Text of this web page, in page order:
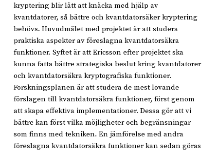
kryptering blir lätt att knäcka med hjälp av
kvantdatorer, så bättre och kvantdatorsäker kryptering
behövs. Huvudmålet med projektet är att studera
praktiska aspekter av föreslagna kvantdatorsäkra
funktioner. Syftet är att Ericsson efter projektet ska
kunna fatta bättre strategiska beslut kring kvantdatorer
och kvantdatorsäkra kryptografiska funktioner.
Forskningsplanen är att studera de mest lovande
förslagen till kvantdatorsäkra funktioner, först genom
att skapa effektiva implementationer. Dessa gör att vi
bättre kan först vilka möjligheter och begränsningar
som finns med tekniken. En jämförelse med andra
föreslagna kvantdatorsäkra funktioner kan sedan göras